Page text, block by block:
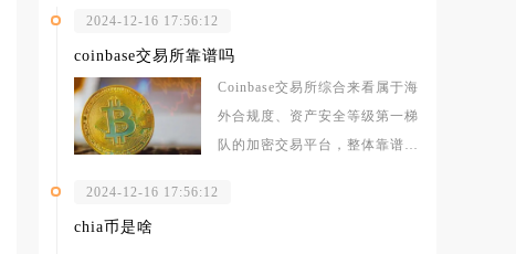
2024-12-16 17:56:12
coinbase交易所靠谱吗
Coinbase交易所综合来看属于海
外合规度、资产安全等级第一梯
队的加密交易平台，整体靠谱，
2024-12-16 17:56:12
chia币是啥